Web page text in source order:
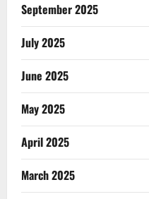
September 2025
July 2025
June 2025
May 2025
April 2025
March 2025